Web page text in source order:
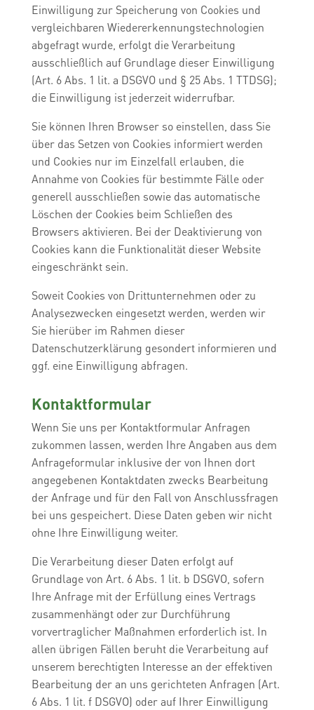
Einwilligung zur Speicherung von Cookies und
vergleichbaren Wiedererkennungstechnologien
abgefragt wurde, erfolgt die Verarbeitung
ausschließlich auf Grundlage dieser Einwilligung
(Art. 6 Abs. 1 lit. a DSGVO und § 25 Abs. 1 TTDSG);
die Einwilligung ist jederzeit widerrufbar.
Sie können Ihren Browser so einstellen, dass Sie
über das Setzen von Cookies informiert werden
und Cookies nur im Einzelfall erlauben, die
Annahme von Cookies für bestimmte Fälle oder
generell ausschließen sowie das automatische
Löschen der Cookies beim Schließen des
Browsers aktivieren. Bei der Deaktivierung von
Cookies kann die Funktionalität dieser Website
eingeschränkt sein.
Soweit Cookies von Drittunternehmen oder zu
Analysezwecken eingesetzt werden, werden wir
Sie hierüber im Rahmen dieser
Datenschutzerklärung gesondert informieren und
ggf. eine Einwilligung abfragen.
Kontaktformular
Wenn Sie uns per Kontaktformular Anfragen
zukommen lassen, werden Ihre Angaben aus dem
Anfrageformular inklusive der von Ihnen dort
angegebenen Kontaktdaten zwecks Bearbeitung
der Anfrage und für den Fall von Anschlussfragen
bei uns gespeichert. Diese Daten geben wir nicht
ohne Ihre Einwilligung weiter.
Die Verarbeitung dieser Daten erfolgt auf
Grundlage von Art. 6 Abs. 1 lit. b DSGVO, sofern
Ihre Anfrage mit der Erfüllung eines Vertrags
zusammenhängt oder zur Durchführung
vorvertraglicher Maßnahmen erforderlich ist. In
allen übrigen Fällen beruht die Verarbeitung auf
unserem berechtigten Interesse an der effektiven
Bearbeitung der an uns gerichteten Anfragen (Art.
6 Abs. 1 lit. f DSGVO) oder auf Ihrer Einwilligung